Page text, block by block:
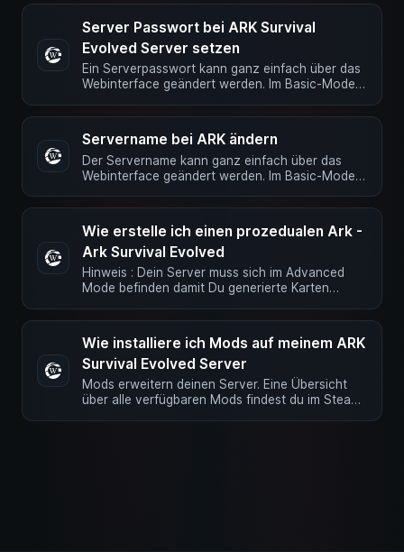
Server Passwort bei ARK Survival
Evolved Server setzen
Ein Serverpasswort kann ganz einfach über das
Webinterface geändert werden. Im Basic-Mode
Servername bei ARK ändern
Der Servername kann ganz einfach über das
Webinterface geändert werden. Im Basic-Mode
Wie erstelle ich einen prozedualen Ark -
Ark Survival Evolved
Hinweis : Dein Server muss sich im Advanced
Mode befinden damit Du generierte Karten
Wie installiere ich Mods auf meinem ARK
Survival Evolved Server
Mods erweitern deinen Server. Eine Übersicht
über alle verfügbaren Mods findest du im Steam